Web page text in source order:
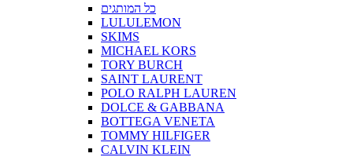
כל המותגים
LULULEMON
SKIMS
MICHAEL KORS
TORY BURCH
SAINT LAURENT
POLO RALPH LAUREN
DOLCE & GABBANA
BOTTEGA VENETA
TOMMY HILFIGER
CALVIN KLEIN